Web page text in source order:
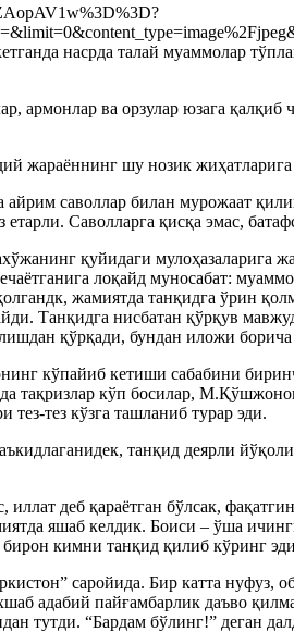
насрда талай муаммолар
армонлар ва орзулар юзага
жараённинг шу нозик жиҳатларига
айрим саволлар билан мурожаат
Саволларга қисқа эмас,
қуйидаги
лоқайд муносабат:
жамиятда танқидга ўрин
Танқидга нисбатан қўрқув
қўрқади, бундан иложи
кўпайиб кетиши сабабини
тақризлар кўп босилар,
тез кўзга ташланиб турар эди.
танқид деярли
деб қараётган бўлсак,
яшаб келдик. Боиси – ўша
кимни танқид қилиб кўринг
саройида. Бир катта нуфуз,
адабий пайғамбарлик даъво
тутди. “Бардам бўлинг!” деган